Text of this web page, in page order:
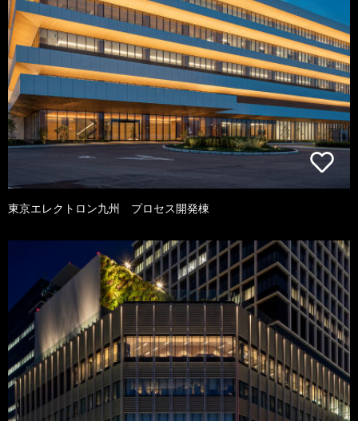
東京エレクトロン九州 プロセス開発棟